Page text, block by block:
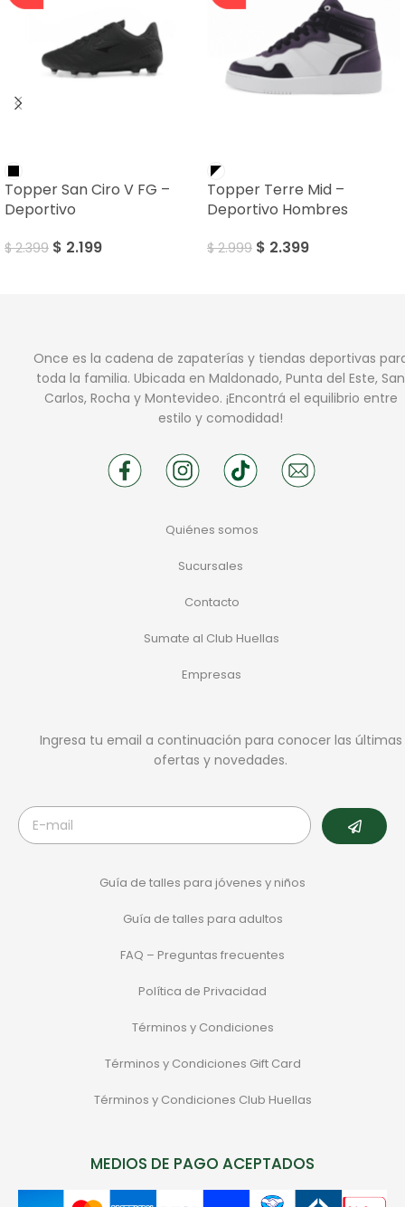
Topper San Ciro V FG –
Deportivo
$2.399 $ 2.199
Topper Terre Mid –
Deportivo Hombres
$2.999 $ 2.399
Once es la cadena de zapaterías y tiendas deportivas
toda la familia. Ubicada en Maldonado, Punta del Este, San
Carlos, Rocha y Montevideo. ¡Encontrá el equilibrio entre
estilo y comodidad!
Quiénes somos
Sucursales
Contacto
Sumate al Club Huellas
Empresas
Ingresa tu email a continuación para conocer las últimas
ofertas y novedades.
Guía de talles para jóvenes y niños
Guía de talles para adultos
FAQ – Preguntas frecuentes
Política de Privacidad
Términos y Condiciones
Términos y Condiciones Gift Card
Términos y Condiciones Club Huellas
MEDIOS DE PAGO ACEPTADOS